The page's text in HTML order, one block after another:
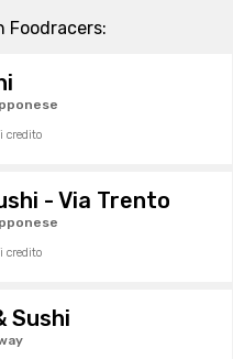
Foodracers:
credito
- Via Trento
credito
Sushi